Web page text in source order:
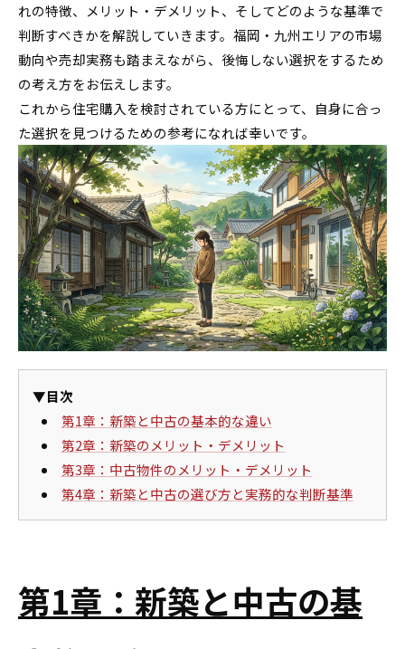
れの特徴、メリット・デメリット、そしてどのような基準で
判断すべきかを解説していきます。福岡・九州エリアの市場
動向や売却実務も踏まえながら、後悔しない選択をするため
の考え方をお伝えします。
これから住宅購入を検討されている方にとって、自身に合っ
た選択を見つけるための参考になれば幸いです。
▼目次
第1章：新築と中古の基本的な違い
第2章：新築のメリット・デメリット
第3章：中古物件のメリット・デメリット
第4章：新築と中古の選び方と実務的な判断基準
第1章：新築と中古の基